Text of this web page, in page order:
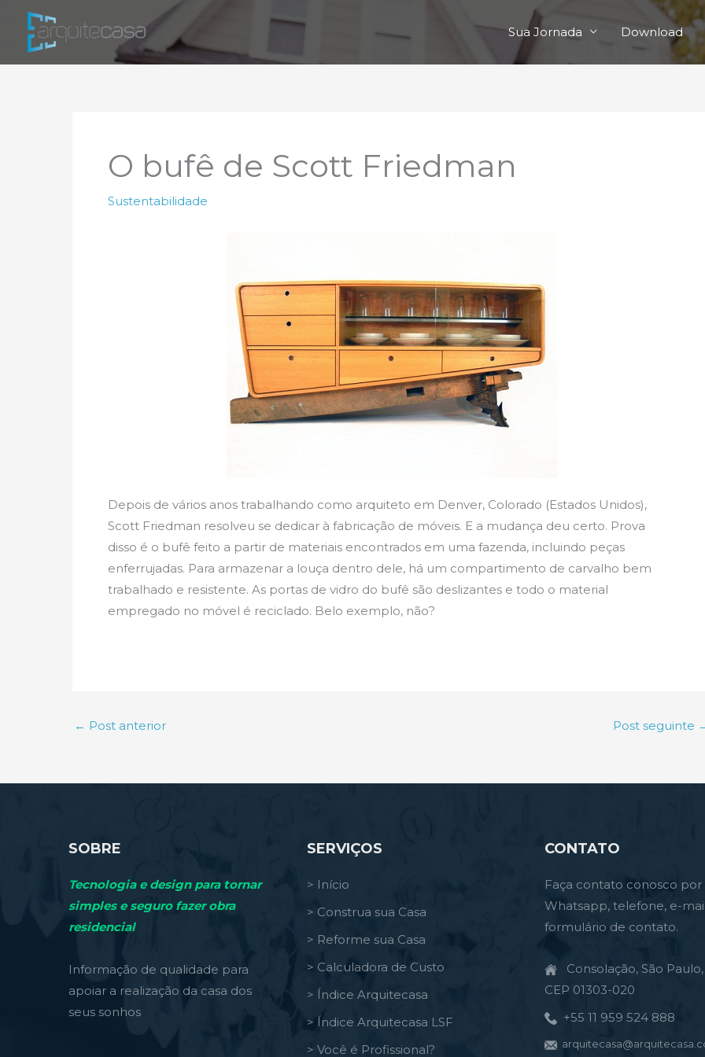
Sua Jornada Download
O bufê de Scott Friedman
Sustentabilidade
Depois de vários anos trabalhando como arquiteto em Denver, Colorado (Estados Unidos),
Scott Friedman resolveu se dedicar à fabricação de móveis. E a mudança deu certo. Prova
disso é o bufê feito a partir de materiais encontrados em uma fazenda, incluindo peças
enferrujadas. Para armazenar a louça dentro dele, há um compartimento de carvalho bem
trabalhado e resistente. As portas de vidro do bufê são deslizantes e todo o material
empregado no móvel é reciclado. Belo exemplo, não?
← Post anterior Post seguinte
SOBRE
Tecnologia e design para tornar
simples e seguro fazer obra
residencial
Informação de qualidade para
apoiar a realização da casa dos
seus sonhos
SERVIÇOS
> Início
> Construa sua Casa
> Reforme sua Casa
> Calculadora de Custo
> Índice Arquitecasa
> Índice Arquitecasa LSF
> Você é Profissional?
CONTATO
Faça contato conosco por
Whatsapp, telefone, e-
formulário de contato.
Consolação, São Paulo,
CEP 01303-020
+55 11 959 524 888